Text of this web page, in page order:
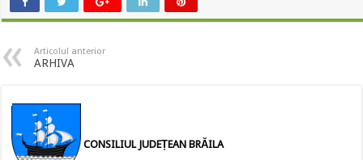
Articolul anterior
ARHIVA
CONSILIUL JUDEȚEAN BRĂILA